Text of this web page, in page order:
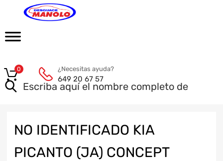
¿Necesitas ayuda?
649 20 67 57
0
NO IDENTIFICADO KIA
PICANTO (JA) CONCEPT